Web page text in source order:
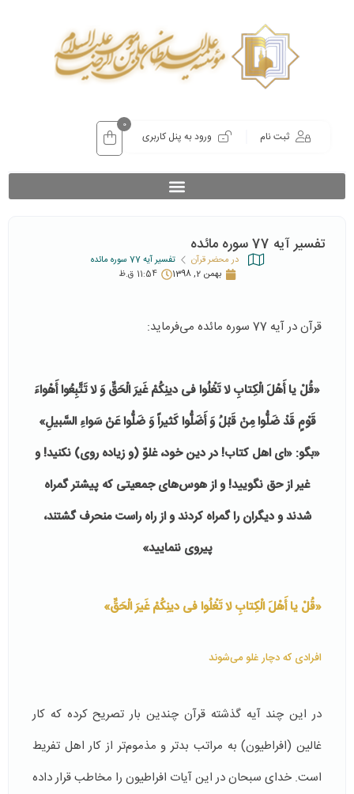
ثبت نام ورود به پنل کاربری
0
تفسیر آیه 77 سوره مائده
در محضر قرآن
تفسیر آیه 77 سوره مائده
بهمن 2, 1398
11:54 ق.ظ
قرآن در آیه 77 سوره مائده می‌فرماید:
«قُلْ یا أَهْلَ الْكِتابِ لا تَغْلُوا فی‏ دینِكُمْ غَیرَ الْحَقِّ وَ لا تَتَّبِعُوا أَهْواءَ
قَوْمٍ قَدْ ضَلُّوا مِنْ قَبْلُ وَ أَضَلُّوا كَثیراً وَ ضَلُّوا عَنْ سَواءِ السَّبیلِ»
«بگو: «اى اهل كتاب! در دین خود، غلوّ (و زیاده روى) نكنید! و
غیر از حق نگویید! و از هوس‌هاى جمعیتى كه پیشتر گمراه
شدند و دیگران را گمراه كردند و از راه راست منحرف گشتند،
پیروى ننمایید»
«قُلْ یا أَهْلَ الْكِتابِ لا تَغْلُوا فی‏ دینِكُمْ غَیرَ الْحَقِّ»
افرادی که دچار غلو می‌شوند
در این چند آیه گذشته قرآن چندین بار تصریح كرده كه كار
غالین (افراطیون) به مراتب بدتر و مذموم‌تر از كار اهل تفریط
است. خدای سبحان در این آیات افراطیون را مخاطب قرار داده